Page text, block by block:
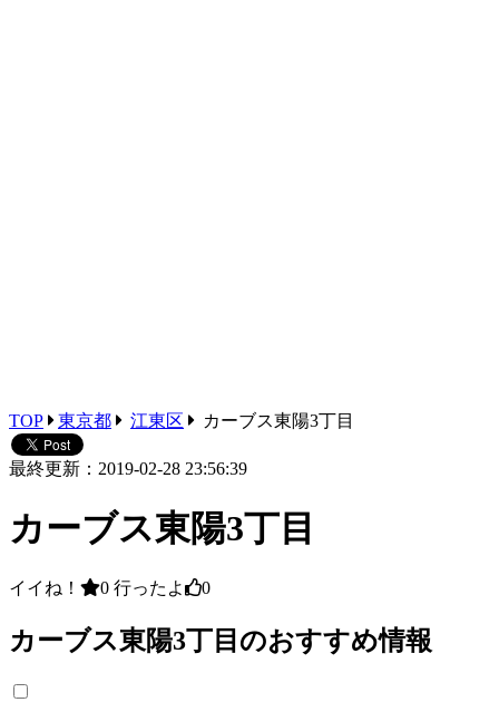
TOP 東京都 江東区 カーブス東陽3丁目
最終更新：2019-02-28 23:56:39
カーブス東陽3丁目
イイね！ 0 行ったよ 0
カーブス東陽3丁目のおすすめ情報